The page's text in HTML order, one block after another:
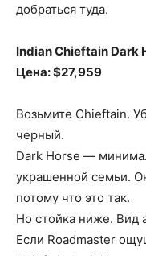
добраться туда.
Indian Chieftain Dark
Цена: $27,959
Возьмите Chieftain.
черный.
Dark Horse —
украшенной семьи.
потому что это так.
Но стойка ниже. Вид
Если Roadmaster